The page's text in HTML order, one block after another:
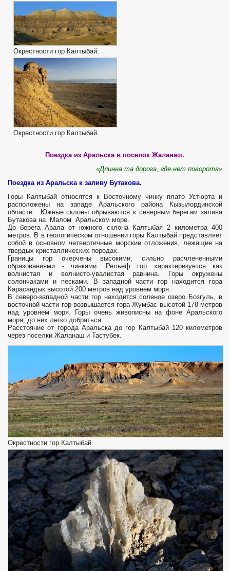
Окрестности гор Калтыбай.
Окрестности гор Калтыбай.
Поездка из Аральска в поселок Жаланаш.
«Длинна та дорога, где нет поворота»
Поездка из Аральска к заливу Бутакова.
Горы Калтыбай относятся к Восточному чинку плато Устюрта и
расположены на западе Аральского района Кызылординской
области. Южные склоны обрываются к северным берегам залива
Бутакова на Малом Аральском море.
До берега Арала от южного склона Калтыбая 2 километра 400
метров. В в геологическом отношении горы Калтыбай представляет
собой в основном четвертичные морские отложения, лежащие на
твердых кристаллических породах.
Границы гор очерчены высокими, сильно расчлененными
образованиями - чинками. Рельеф гор характеризуется как
волнистая и волнисто-увалистая равнина. Горы окружены
солончаками и песками. В западной части гор находится гора
Карасандык высотой 200 метров над уровнем моря.
В северо-западной части гор находится соленое озеро Бозгуль, в
восточной части гор возвышается гора Жумбас высотой 178 метров
над уровнем моря. Горы очень живописны на фоне Аральского
моря, до них легко добраться.
Расстояние от города Аральска до гор Калтыбай 120 километров
через поселки Жаланаш и Тастубек.
Окрестности гор Калтыбай.